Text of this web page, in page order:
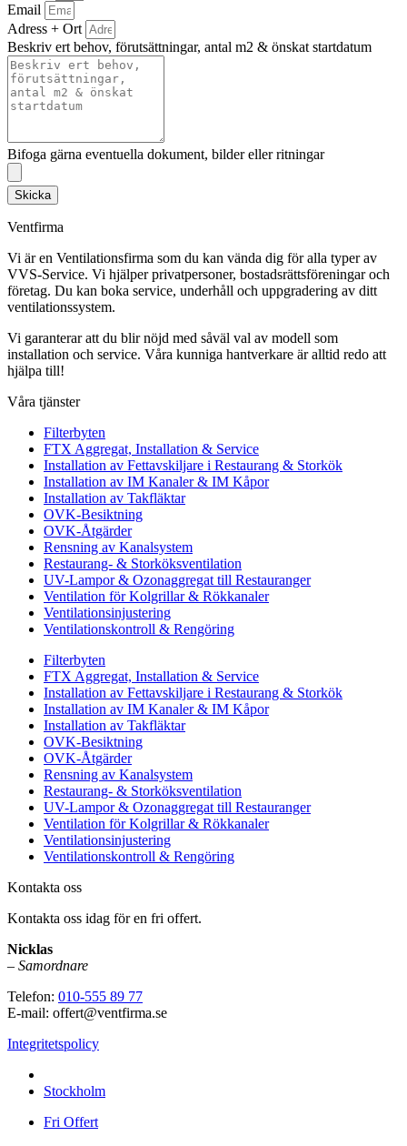
Email
Adress + Ort
Beskriv ert behov, förutsättningar, antal m2 & önskat startdatum
Bifoga gärna eventuella dokument, bilder eller ritningar
Skicka
Ventfirma
Vi är en Ventilationsfirma som du kan vända dig för alla typer av
VVS-Service. Vi hjälper privatpersoner, bostadsrättsföreningar och
företag. Du kan boka service, underhåll och uppgradering av ditt
ventilationssystem.
Vi garanterar att du blir nöjd med såväl val av modell som
installation och service. Våra kunniga hantverkare är alltid redo att
hjälpa till!
Våra tjänster
Filterbyten
FTX Aggregat, Installation & Service
Installation av Fettavskiljare i Restaurang & Storkök
Installation av IM Kanaler & IM Kåpor
Installation av Takfläktar
OVK-Besiktning
OVK-Åtgärder
Rensning av Kanalsystem
Restaurang- & Storköksventilation
UV-Lampor & Ozonaggregat till Restauranger
Ventilation för Kolgrillar & Rökkanaler
Ventilationsinjustering
Ventilationskontroll & Rengöring
Filterbyten
FTX Aggregat, Installation & Service
Installation av Fettavskiljare i Restaurang & Storkök
Installation av IM Kanaler & IM Kåpor
Installation av Takfläktar
OVK-Besiktning
OVK-Åtgärder
Rensning av Kanalsystem
Restaurang- & Storköksventilation
UV-Lampor & Ozonaggregat till Restauranger
Ventilation för Kolgrillar & Rökkanaler
Ventilationsinjustering
Ventilationskontroll & Rengöring
Kontakta oss
Kontakta oss idag för en fri offert.
Nicklas
– Samordnare
Telefon: 010-555 89 77
E-mail: offert@ventfirma.se
Integritetspolicy
Stockholm
Fri Offert